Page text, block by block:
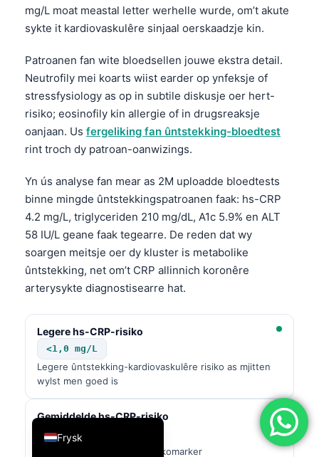
mg/L moat meastal letter werhelle wurde, om’t akute
sykte it kardiovaskulêre sinjaal oerskaadzje kin.
Patroanen fan wite bloedsellen jouwe ekstra detail.
Neutrofily mei koarts wiist earder op ynfeksje of
stressfysiology as op in subtile diskusje oer hert-
risiko; eosinofily kin allergie of in drugsreaksje
oanjaan. Us fergeliking fan ûntstekking-bloedtest
rint troch dy patroan-oanwizings.
Yn ús analyse fan mear as 2M uploadde bloedtests
binne mingde ûntstekkingspatroanen faak: hs-CRP
4.2 mg/L, triglyceriden 210 mg/dL, A1c 5.9% en ALT
58 IU/L geane faak tegearre. De reden dat wy
soargen meitsje oer dy kluster is metabolike
ûntstekking, net om’t CRP allinnich koronêre
arterysykte diagnostisearre hat.
Legere hs-CRP-risiko
<1,0 mg/L
Legere ûntstekking-kardiovaskulêre risiko as mjitten
wylst men goed is
Gemiddelde hs-CRP-risiko
1.0-3.0 mg/L
Yntemidêre ûntstekking-risikomarker
Frysk
English
Deutsch
العربية
Français
Italiano
Español
Português
Ελληνικά
Türkçe
Română
简体中文
فارسی
Български
Dansk
Nederlands
Bahasa Indonesia